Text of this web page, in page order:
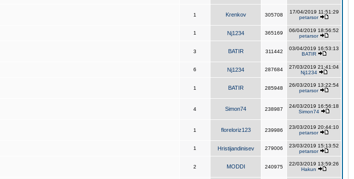
1 Krenkov 305708
17/04/2019 11:51:29
petarsor
1 Nj1234 365169
06/04/2019 18:56:52
petarsor
3 BATIR 311442
03/04/2019 16:53:13
BATIR
6 Nj1234 287684
27/03/2019 21:41:04
Nj1234
1 BATIR 285948
26/03/2019 13:22:54
petarsor
4 Simon74 238987
24/03/2019 16:56:18
Simon74
1 floreloriz123 239986
23/03/2019 20:44:10
petarsor
1 Hristijandinisev 279006
23/03/2019 15:13:52
petarsor
2 MODDI 240975
22/03/2019 13:59:26
Hakun